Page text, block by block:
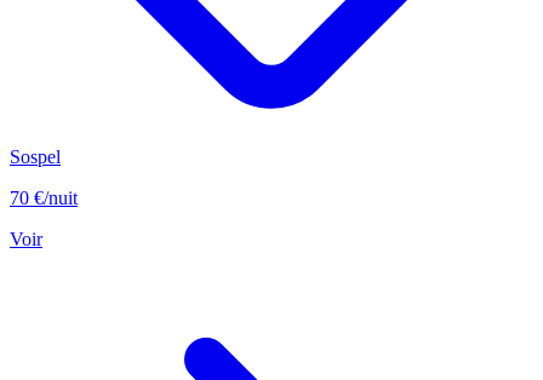
Sospel
70 €/nuit
Voir